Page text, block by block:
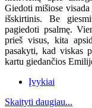
Giedoti mišiose
išskirtinis. Be
pagiedoti psalmę.
prieš visus, kita
pasakyti, kad viskas
kartu giedančios
Įvykiai
Skaityti daugiau...